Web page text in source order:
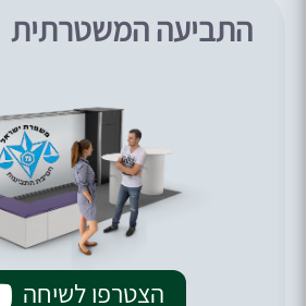
התביעה המשטרתית
הצטרפו לשיחה